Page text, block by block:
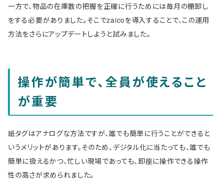
一方で、物品の在庫数の把握を正確に行うためには毎月の棚卸し
をする必要がありました。そこでzaicoを導入することで、この運用
方法をさらにアップデートしようと試みました。
操作が簡単で、全員が使えること
が重要
紙タグはアナログな方法ですが、誰でも簡単に行うことができると
いうメリットがあります。そのため、デジタル化に当たっても、誰でも
簡単に扱えるかつ、忙しい現場であっても、即座に操作できる操作
性の高さが求められました。